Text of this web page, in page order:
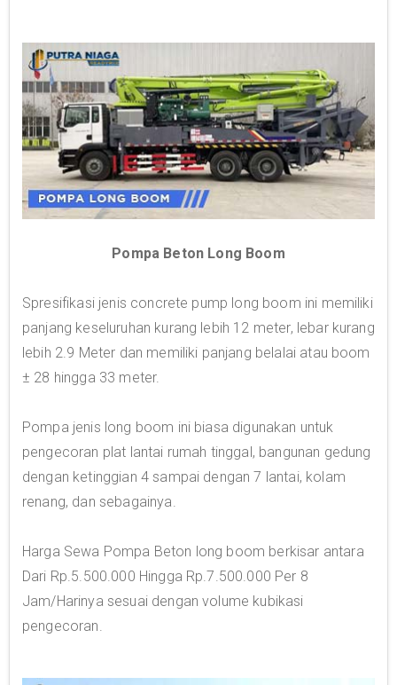
Pompa Beton Long Boom
Spresifikasi jenis concrete pump long boom ini memiliki
panjang keseluruhan kurang lebih 12 meter, lebar kurang
lebih 2.9 Meter dan memiliki panjang belalai atau boom
± 28 hingga 33 meter.
Pompa jenis long boom ini biasa digunakan untuk
pengecoran plat lantai rumah tinggal, bangunan gedung
dengan ketinggian 4 sampai dengan 7 lantai, kolam
renang, dan sebagainya.
Harga Sewa Pompa Beton long boom berkisar antara
Dari Rp.5.500.000 Hingga Rp.7.500.000 Per 8
Jam/Harinya sesuai dengan volume kubikasi
pengecoran.